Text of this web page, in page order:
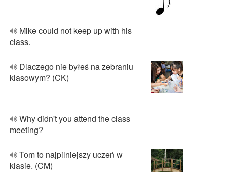
Mike could not keep up with his
class.
Dlaczego nie byłeś na zebraniu
klasowym? (CK)
Why didn't you attend the class
meeting?
Tom to najpilniejszy uczeń w
klasie. (CM)